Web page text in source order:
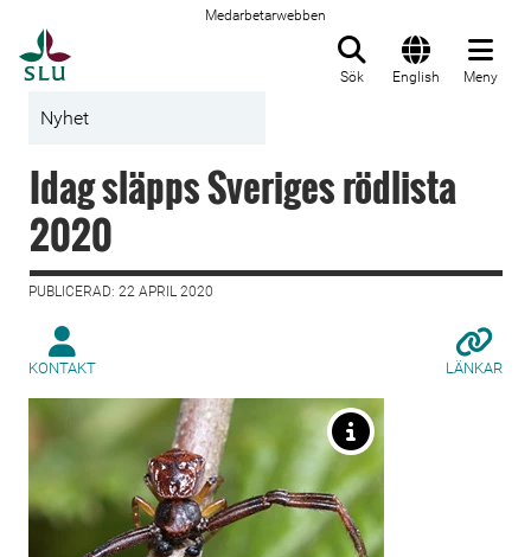
Medarbetarwebben
Sök English Meny
Nyhet
Idag släpps Sveriges rödlista
2020
PUBLICERAD: 22 APRIL 2020
KONTAKT LÄNKAR